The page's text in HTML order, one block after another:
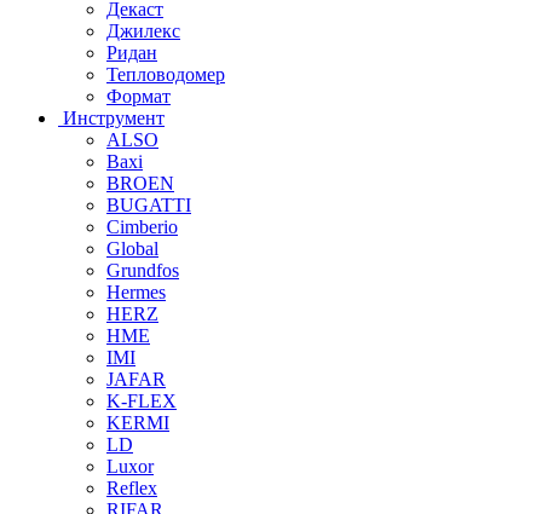
Декаст
Джилекс
Ридан
Тепловодомер
Формат
Инструмент
ALSO
Baxi
BROEN
BUGATTI
Cimberio
Global
Grundfos
Hermes
HERZ
HME
IMI
JAFAR
K-FLEX
KERMI
LD
Luxor
Reflex
RIFAR